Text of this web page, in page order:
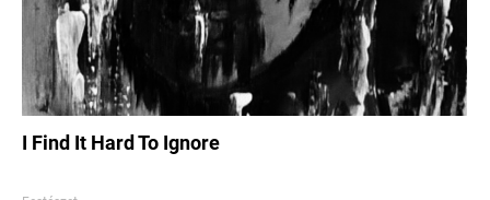
I Find It Hard To Ignore